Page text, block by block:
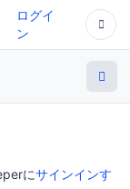
ログイ
ン
にサインインす